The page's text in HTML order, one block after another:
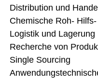
Distribution und Handel
Chemische Roh-
Logistik und Lagerung
Recherche von
Single Sourcing